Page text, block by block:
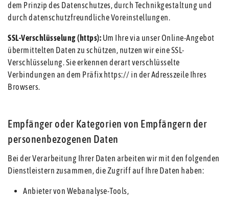
dem Prinzip des Datenschutzes, durch Technikgestaltung und
durch datenschutzfreundliche Voreinstellungen.
SSL-Verschlüsselung (https): Um Ihre via unser Online-Angebot
übermittelten Daten zu schützen, nutzen wir eine SSL-
Verschlüsselung. Sie erkennen derart verschlüsselte
Verbindungen an dem Präfix https:// in der Adresszeile Ihres
Browsers.
Empfänger oder Kategorien von Empfängern der
personenbezogenen Daten
Bei der Verarbeitung Ihrer Daten arbeiten wir mit den folgenden
Dienstleistern zusammen, die Zugriff auf Ihre Daten haben:
Anbieter von Webanalyse-Tools,